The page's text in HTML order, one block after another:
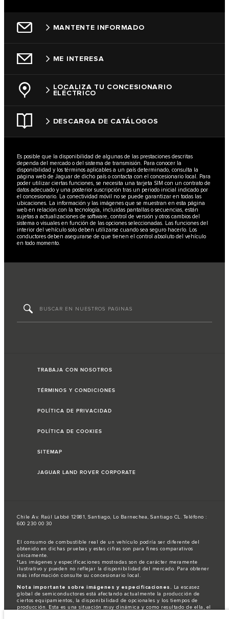
MANTENTE INFORMADO
ME INTERESA
LOCALIZA TU CONCESIONARIO
ELÉCTRICO
DESCARGA DE CATÁLOGOS
Es posible que la disponibilidad de algunas de las prestaciones descritas
dependa del mercado o del sistema de transmisión. Para conocer la
disponibilidad y los términos aplicables a un país determinado, consulta la
página web de Jaguar de dicho país o contacta con el concesionario local. Para
poder utilizar ciertas funciones, se necesita una tarjeta SIM con un contrato de
datos adecuado y una posterior suscripción tras un periodo inicial indicado por
el concesionario. La conectividad móvil no se puede garantizar en todas las
ubicaciones. La información y las imágenes que se muestran en esta página
web en relación con la tecnología, incluidas pantallas o secuencias, están
sujetas a actualizaciones de software, control de versión y otros cambios del
sistema o visuales en función de las opciones seleccionadas. Las funciones del
interior del vehículo solo deben utilizarse cuando sea seguro hacerlo. Los
conductores deben asegurarse de que tienen el control absoluto del vehículo
en todo momento.
TRABAJA CON NOSOTROS
TÉRMINOS Y CONDICIONES
POLÍTICA DE PRIVACIDAD
POLÍTICA DE COOKIES
SITEMAP
JAGUAR LAND ROVER CORPORATE
Chile Av. Raúl Labbé 12981, Santiago, Lo Barnechea, Santiago CL. Teléfono :
600 230 00 30
El consumo de combustible real de un vehículo podría ser diferente del
obtenido en dichas pruebas y estas cifras son para fines comparativos
únicamente.
*Las imágenes y especificaciones mostradas son de carácter meramente
ilustrativo y pueden no reflejar la disponibilidad del mercado. Para obtener
más información consulte su concesionario local.
Nota importante sobre imágenes y especificaciones. La escasez
global de semiconductores está afectando actualmente la producción de
ciertos equipamientos, la disponibilidad de opcionales y los tiempos de
producción. Esta es una situación muy dinámica y como resultado de ella, el